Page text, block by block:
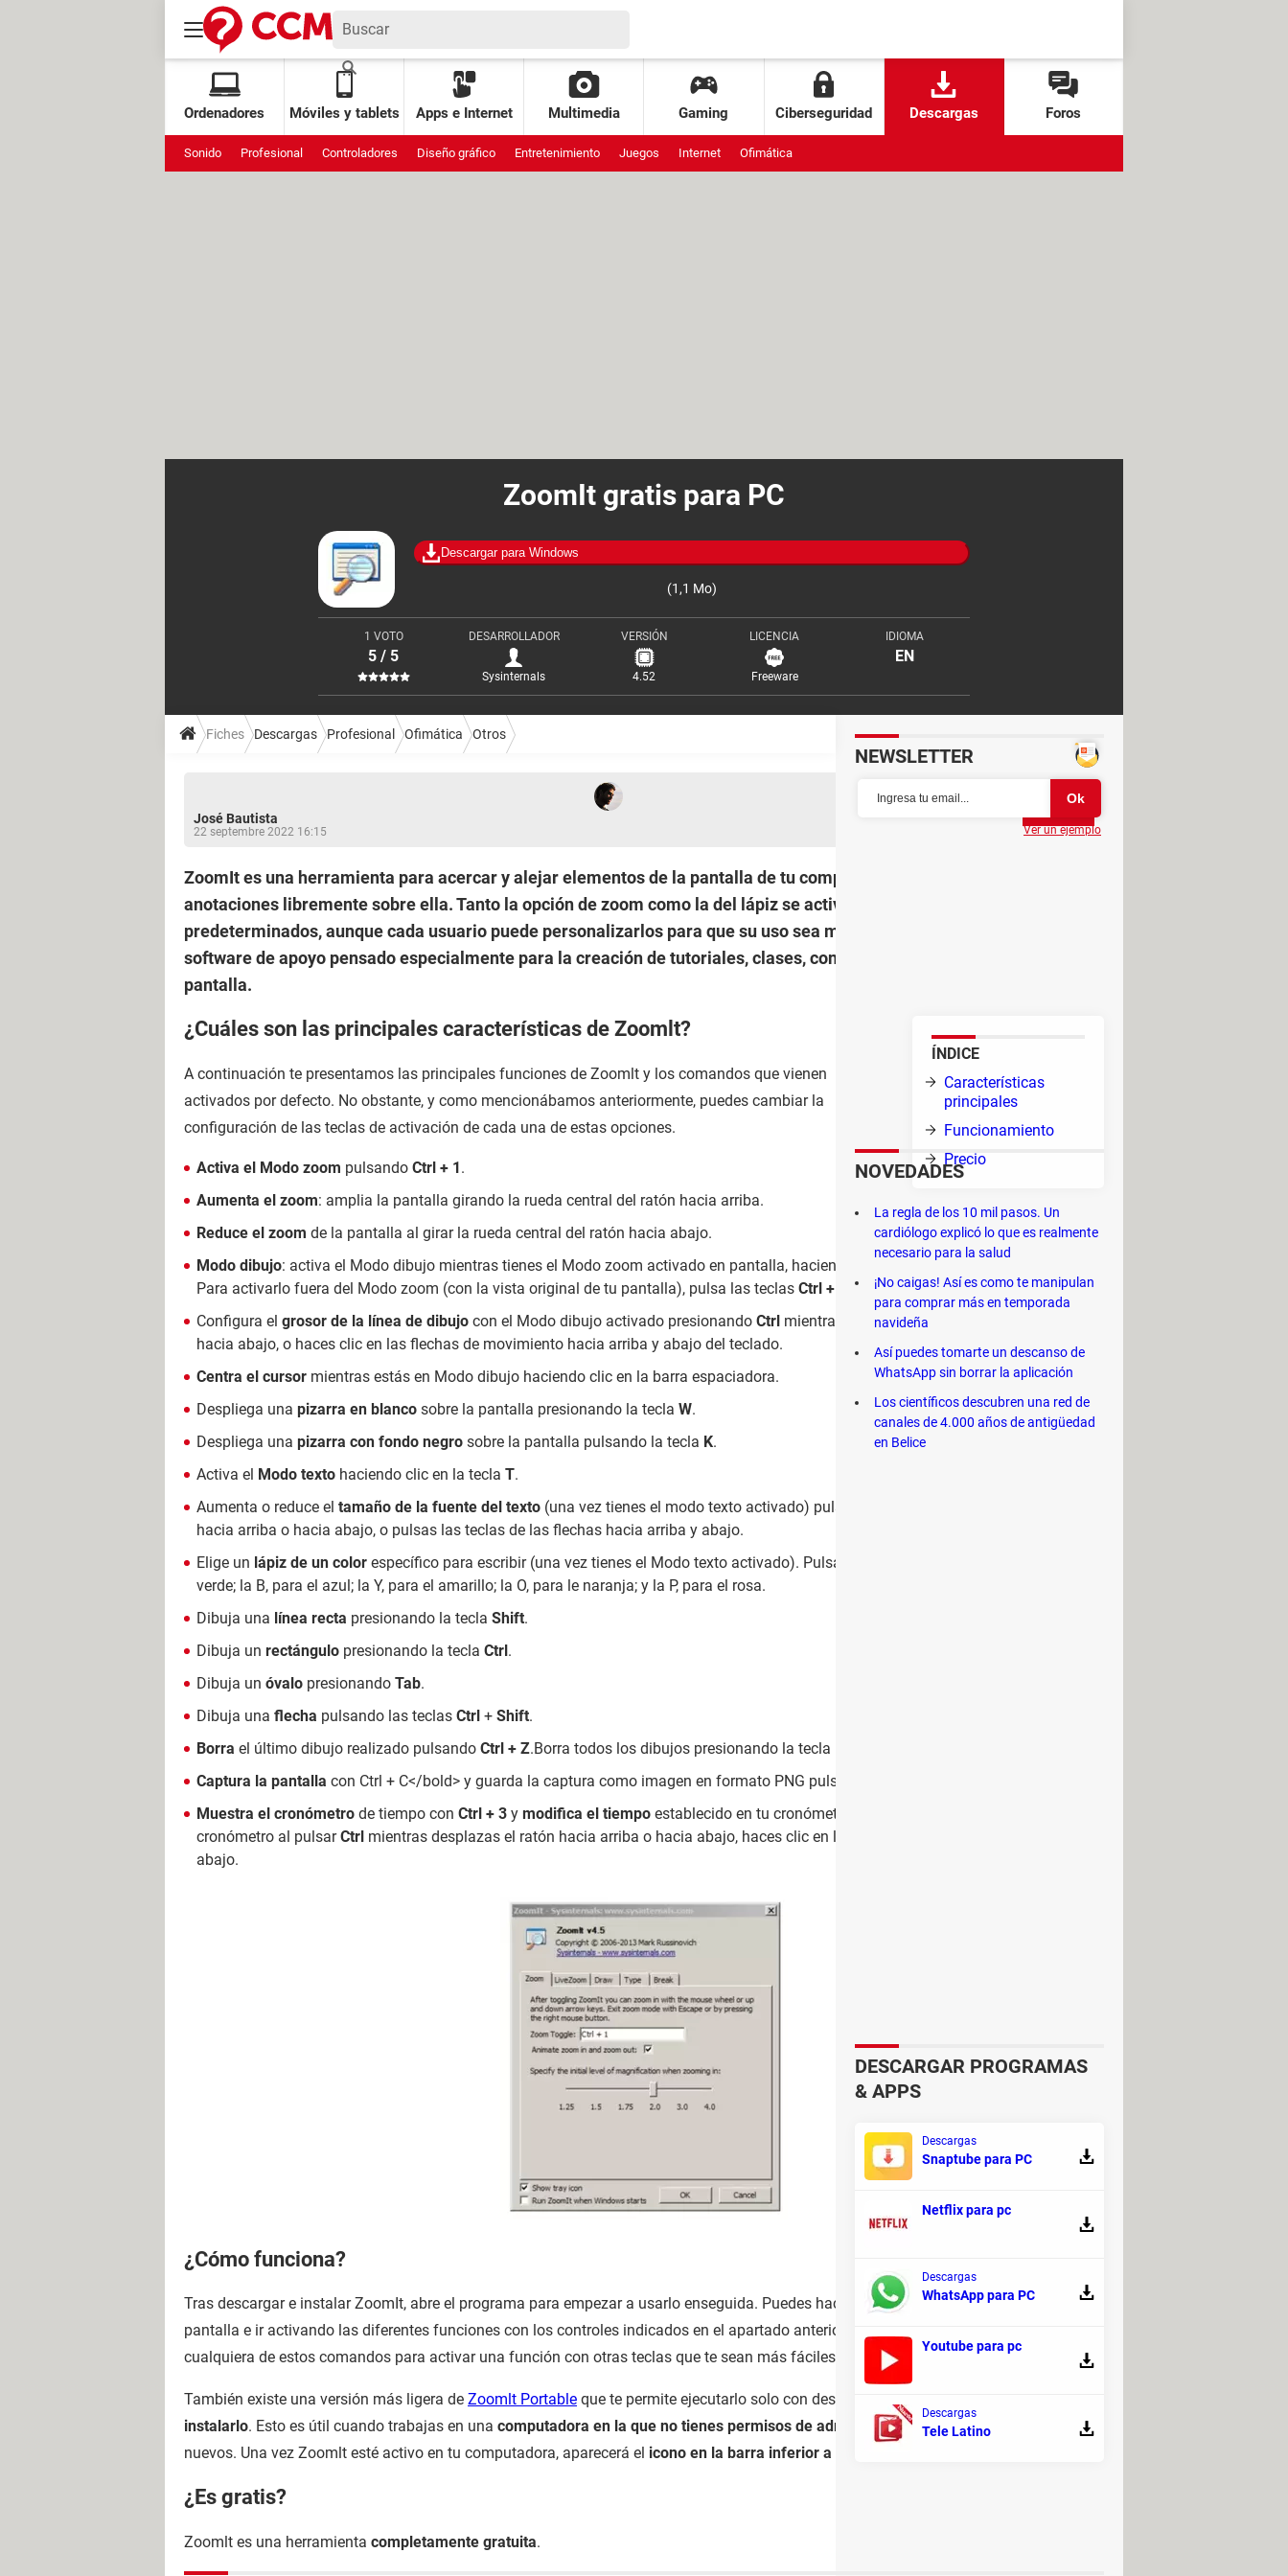
Ordenadores Móviles y tablets Apps e Internet Multimedia Gaming Ciberseguridad Descargas Foros
Sonido Profesional Controladores Diseño gráfico Entretenimiento Juegos Internet Ofimática
ZoomIt gratis para PC
Descargar para Windows
(1,1 Mo)
1 VOTO
5 / 5
DESARROLLADOR
Sysinternals
VERSIÓN
4.52
LICENCIA
Freeware
IDIOMA
EN
Fiches Descargas Profesional Ofimática Otros
José Bautista
22 septembre 2022 16:15
Partager
ZoomIt es una herramienta para acercar y alejar elementos de la pantalla de tu computadora, así como para escribir
anotaciones libremente sobre ella. Tanto la opción de zoom como la del lápiz se activan con comandos
predeterminados, aunque cada usuario puede personalizarlos para que su uso sea más rápido y efectivo. Es un
software de apoyo pensado especialmente para la creación de tutoriales, clases, conferencias o cuando se comparte la
pantalla.
ÍNDICE
Características
principales
Funcionamiento
Precio
¿Cuáles son las principales características de Zoomlt?
A continuación te presentamos las principales funciones de Zoomlt y los comandos que vienen
activados por defecto. No obstante, y como mencionábamos anteriormente, puedes cambiar la
configuración de las teclas de activación de cada una de estas opciones.
Activa el Modo zoom pulsando Ctrl + 1.
Aumenta el zoom: amplia la pantalla girando la rueda central del ratón hacia arriba.
Reduce el zoom de la pantalla al girar la rueda central del ratón hacia abajo.
Modo dibujo: activa el Modo dibujo mientras tienes el Modo zoom activado en pantalla, haciendo clic en el botón izquierdo del ratón.
Para activarlo fuera del Modo zoom (con la vista original de tu pantalla), pulsa las teclas Ctrl + 2
Configura el grosor de la línea de dibujo con el Modo dibujo activado presionando Ctrl mientras desplazas el ratón hacia arriba o
hacia abajo, o haces clic en las flechas de movimiento hacia arriba y abajo del teclado.
Centra el cursor mientras estás en Modo dibujo haciendo clic en la barra espaciadora.
Despliega una pizarra en blanco sobre la pantalla presionando la tecla W.
Despliega una pizarra con fondo negro sobre la pantalla pulsando la tecla K.
Activa el Modo texto haciendo clic en la tecla T.
Aumenta o reduce el tamaño de la fuente del texto (una vez tienes el modo texto activado) pulsando
hacia arriba o hacia abajo, o pulsas las teclas de las flechas hacia arriba y abajo.
Elige un lápiz de un color específico para escribir (una vez tienes el Modo texto activado). Pulsa la tecla R para el rojo; la G, para el
verde; la B, para el azul; la Y, para el amarillo; la O, para le naranja; y la P, para el rosa.
Dibuja una línea recta presionando la tecla Shift.
Dibuja un rectángulo presionando la tecla Ctrl.
Dibuja un óvalo presionando Tab.
Dibuja una flecha pulsando las teclas Ctrl + Shift.
Borra el último dibujo realizado pulsando Ctrl + Z.Borra todos los dibujos presionando la tecla
Captura la pantalla con Ctrl + C</bold> y guarda la captura como imagen en formato PNG pulsando
Muestra el cronómetro de tiempo con Ctrl + 3 y modifica el tiempo establecido en tu cronómetro (mientras estás visualizando el
cronómetro al pulsarCtrl mientras desplazas el ratón hacia arriba o hacia abajo, haces clic en las teclas con las flechas hacia arriba o
abajo.
¿Cómo funciona?
Tras descargar e instalar ZoomIt, abre el programa para empezar a usarlo enseguida. Puedes hacer tus movimientos normales de
pantalla e ir activando las diferentes funciones con los controles indicados en el apartado anterior. Si lo deseas puedes personalizar
cualquiera de estos comandos para activar una función con otras teclas que te sean más fáciles de recordar.
También existe una versión más ligera de Zoomlt Portable que te permite ejecutarlo solo con descargar el paquete,
instalarlo. Esto es útil cuando trabajas en una computadora en la que no tienes permisos de administrador para instalar programas
nuevos. Una vez Zoomlt esté activo en tu computadora, aparecerá el icono en la barra inferior a la derecha
¿Es gratis?
Zoomlt es una herramienta completamente gratuita.
NEWSLETTER
Ver un ejemplo
NOVEDADES
La regla de los 10 mil pasos. Un
cardiólogo explicó lo que es realmente
necesario para la salud
¡No caigas! Así es como te manipulan
para comprar más en temporada
navideña
Así puedes tomarte un descanso de
WhatsApp sin borrar la aplicación
Los científicos descubren una red de
canales de 4.000 años de antigüedad
en Belice
DESCARGAR PROGRAMAS
& APPS
Descargas
Snaptube para PC
Netflix para pc
Descargas
WhatsApp para PC
Youtube para pc
Descargas
Tele Latino